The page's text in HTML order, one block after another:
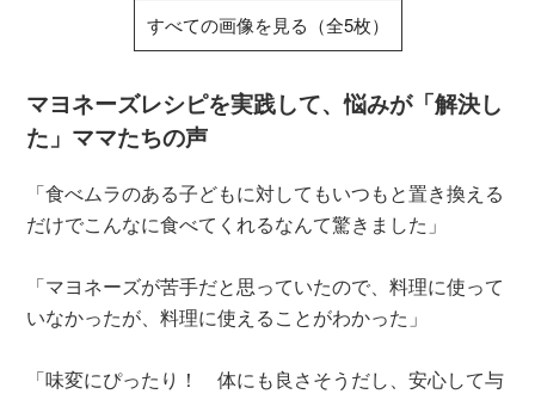
すべての画像を見る（全5枚）
マヨネーズレシピを実践して、悩みが「解決し
た」ママたちの声
「食べムラのある子どもに対してもいつもと置き換える
だけでこんなに食べてくれるなんて驚きました」
「マヨネーズが苦手だと思っていたので、料理に使って
いなかったが、料理に使えることがわかった」
「味変にぴったり！ 体にも良さそうだし、安心して与